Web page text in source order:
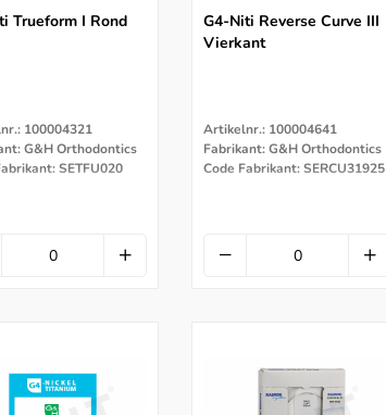
Trueform I Rond
100004321
G&H Orthodontics
SETFU020
G4-Niti Reverse Curve III
Vierkant
Artikelnr.: 100004641
Fabrikant: G&H Orthodontics
Code Fabrikant: SERCU31925